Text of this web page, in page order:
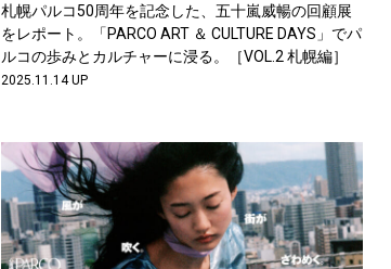
札幌パルコ50周年を記念した、五十嵐威暢の回顧展
をレポート。「PARCO ART ＆ CULTURE DAYS」でパ
ルコの歩みとカルチャーに浸る。［VOL.2 札幌編］
2025.11.14 UP